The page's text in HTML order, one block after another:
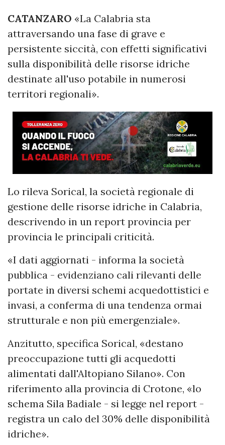
CATANZARO «La Calabria sta
attraversando una fase di grave e
persistente siccità, con effetti significativi
sulla disponibilità delle risorse idriche
destinate all'uso potabile in numerosi
territori regionali».
Lo rileva Sorical, la società regionale di
gestione delle risorse idriche in Calabria,
descrivendo in un report provincia per
provincia le principali criticità.
«I dati aggiornati - informa la società
pubblica - evidenziano cali rilevanti delle
portate in diversi schemi acquedottistici e
invasi, a conferma di una tendenza ormai
strutturale e non più emergenziale».
Anzitutto, specifica Sorical, «destano
preoccupazione tutti gli acquedotti
alimentati dall'Altopiano Silano». Con
riferimento alla provincia di Crotone, «lo
schema Sila Badiale - si legge nel report -
registra un calo del 30% delle disponibilità
idriche».